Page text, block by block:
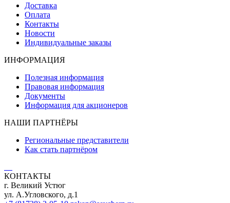
Доставка
Оплата
Контакты
Новости
Индивидуальные заказы
ИНФОРМАЦИЯ
Полезная информация
Правовая информация
Документы
Информация для акционеров
НАШИ ПАРТНЁРЫ
Региональные представители
Как стать партнёром
КОНТАКТЫ
г. Великий Устюг
ул. А.Угловского, д.1